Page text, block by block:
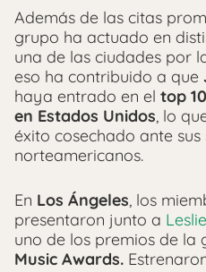
Además de las citas
grupo ha actuado en
una de las ciudades por
eso ha contribuido a que
haya entrado en el top
en Estados Unidos , lo
éxito cosechado ante sus
norteamericanos.
En Los Ángeles , los
presentaron junto a
uno de los premios de la
Music Awards.